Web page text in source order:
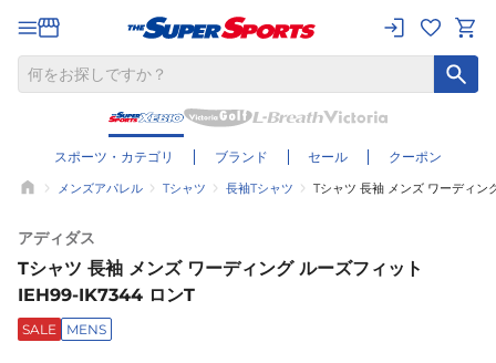
スポーツ・カテゴリ ブランド セール クーポン
メンズアパレル Tシャツ 長袖Tシャツ Tシャツ 長袖 メンズ ワーディ
アディダス
Tシャツ 長袖 メンズ ワーディング ルーズフィット
IEH99-IK7344 ロンT
SALE MENS